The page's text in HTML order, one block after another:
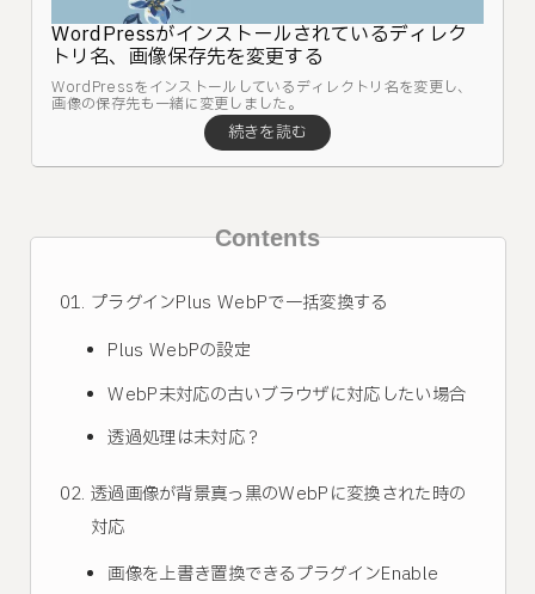
WordPressがインストールされているディレク
トリ名、画像保存先を変更する
WordPressをインストールしているディレクトリ名を変更し、
画像の保存先も一緒に変更しました。
Contents
プラグインPlus WebPで一括変換する
Plus WebPの設定
WebP未対応の古いブラウザに対応したい場合
透過処理は未対応？
透過画像が背景真っ黒のWebPに変換された時の
対応
画像を上書き置換できるプラグインEnable